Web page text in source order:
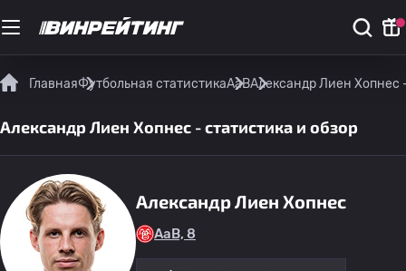
ГлавнаяФутбольная статистикаAaBАлександр Лиен Хопнес
Александр Лиен Хопнес - статистика и обзор
Александр Лиен Хопнес
AaB, 8